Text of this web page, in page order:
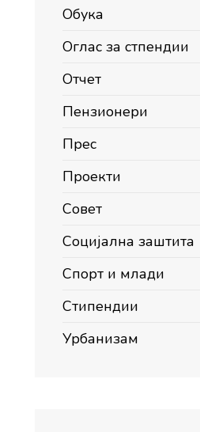
Обука
Оглас за стпендии
Отчет
Пензионери
Прес
Проекти
Совет
Социјална заштита
Спорт и млади
Стипендии
Урбанизам